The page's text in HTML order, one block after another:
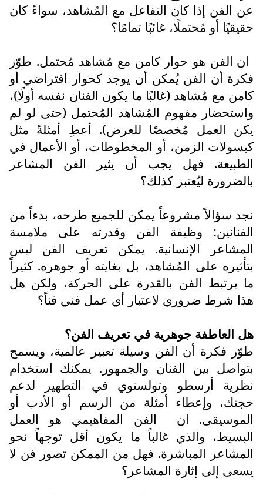
عن الفن إذا كان التفاعل مع المُشاهد، سواءً كان
حقيقيًا أو مُحتملًا، غائبًا تمامًا؟
ان الفن هو حوار كامن مع مُشاهد مُحتمل. طوّر
فكرة أن الفن يُمكن أن يوجد كحوار افتراضي أو
كامن مع مُشاهد (غالبًا ما يكون الفنان نفسه أولًا)،
واستحضار مفهوم المُشاهد المُحتمل (حتى لو لم
يكن العمل مُخصصًا للعرض). أعطِ أمثلةً مثل
كبسولات الزمن، أو المخطوطات، أو الأعمال في
الطبيعة. فهل يجب أن يثير الفن المشاعر
بالضرورة ليُعتبر كذلك؟
نجد سؤالاً مشروعاً يمكن للجميع طرحه، بدءاً من
الفنانين: وظيفة الفن وقدرته على ملامسة
المشاعر الإنسانية. يمكن تعريف الفن ليس
بتأثيره على المُشاهد، بل بغايته أو جوهره. كثيراً
ما يرتبط الفن بالقدرة على الحركة، ولكن هل
هذا شرط ضروري لاعتبار أي عمل فني فناً؟
هل العاطفة جوهرية في تعريف الفن؟
طوّر فكرة أن الفن وسيلة تعبير عالمية، ويسمح
بتواصل بين الفنان والجمهور. يمكنك استخدام
نظرية أرسطو وتولستوي في التطهير لدعم
حجتك، وإعطاء أمثلة من الرسم أو الأدب أو
الموسيقى. ان
الفن المفاهيمي هو العمل
البسيط، والذي غالباً ما يكون أقل توجهاً نحو
المشاعر المباشرة. فهل من الممكن تصور فن لا
يسعى إلى إثارة المشاعر؟